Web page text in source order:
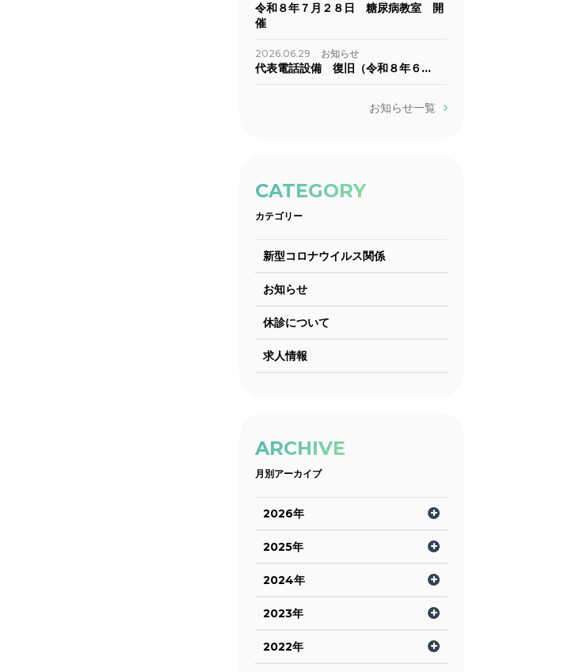
令和８年７月２８日 糖尿病教室 開
催
2026.06.29 お知らせ
代表電話設備 復旧（令和８年６…
お知らせ一覧
CATEGORY
カテゴリー
新型コロナウイルス関係
お知らせ
休診について
求人情報
ARCHIVE
月別アーカイブ
2026年
2025年
2024年
2023年
2022年